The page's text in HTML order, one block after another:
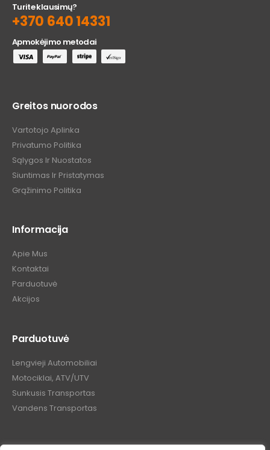
Turite klausimų?
+370 640 14331
Apmokėjimo metodai
Greitos nuorodos
Vartotojo Aplinka
Privatumo Politika
Sąlygos Ir Nuostatos
Siuntimas Ir Pristatymas
Grąžinimo Politika
Informacija
Apie Mus
Kontaktai
Parduotuvė
Akcijos
Parduotuvė
Lengvieji Automobiliai
Motociklai, ATV/UTV
Sunkusis Transportas
Vandens Transportas